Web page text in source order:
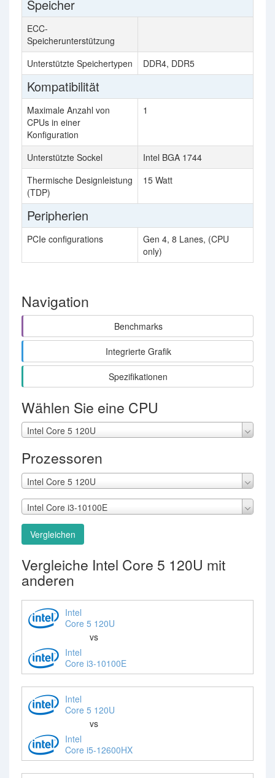
Speicher
ECC-
Speicherunterstützung
Unterstützte Speichertypen
DDR4, DDR5
Kompatibilität
Maximale Anzahl von
CPUs in einer
Konfiguration
1
Unterstützte Sockel
Intel BGA 1744
Thermische Designleistung
(TDP)
15 Watt
Peripherien
PCIe configurations
Gen 4, 8 Lanes, (CPU
only)
Navigation
Benchmarks
Integrierte Grafik
Spezifikationen
Wählen Sie eine CPU
Intel Core 5 120U
Prozessoren
Intel Core 5 120U
Intel Core i3-10100E
Vergleichen
Vergleiche Intel Core 5 120U mit
anderen
Intel
Core 5 120U
vs
Intel
Core i3-10100E
Intel
Core 5 120U
vs
Intel
Core i5-12600HX